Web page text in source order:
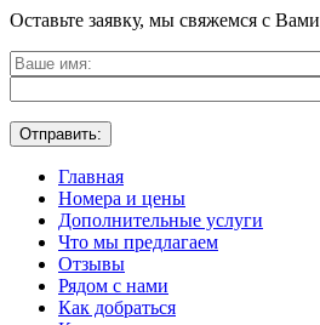
Оставьте заявку, мы свяжемся с Вами
Главная
Номера и цены
Дополнительные услуги
Что мы предлагаем
Отзывы
Рядом с нами
Как добраться